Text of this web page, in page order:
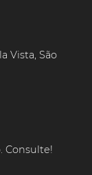
Vista, São
Consulte!